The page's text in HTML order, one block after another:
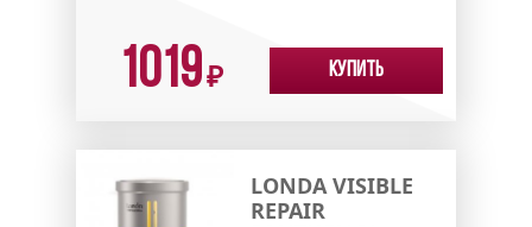
1019₽ Купить
LONDA VISIBLE
REPAIR